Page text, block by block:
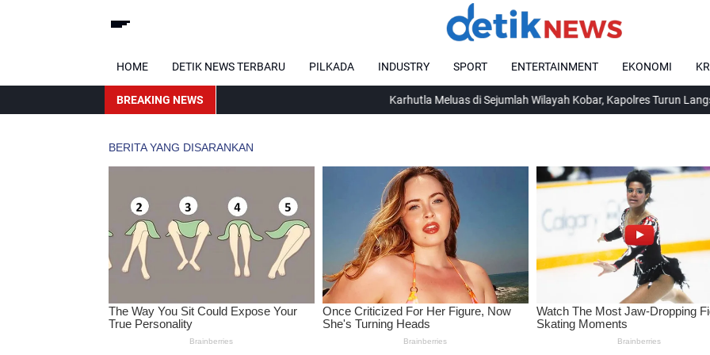
HOME DETIK NEWS TERBARU PILKADA INDUSTRY SPORT ENTERTAINMENT EKONOMI
BREAKING NEWS Karhutla Meluas di Sejumlah Wilayah Kobar, Kapolres Turun Langsung Pimpin